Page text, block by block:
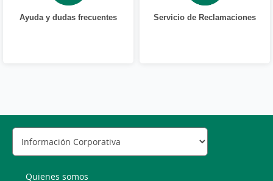
Ayuda y dudas frecuentes Servicio de Reclamaciones
Quienes somos